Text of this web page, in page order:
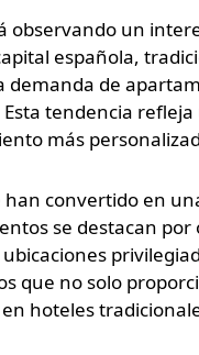
observando un
española,
de
tendencia
más
convertido en
se destacan
que no solo
hoteles